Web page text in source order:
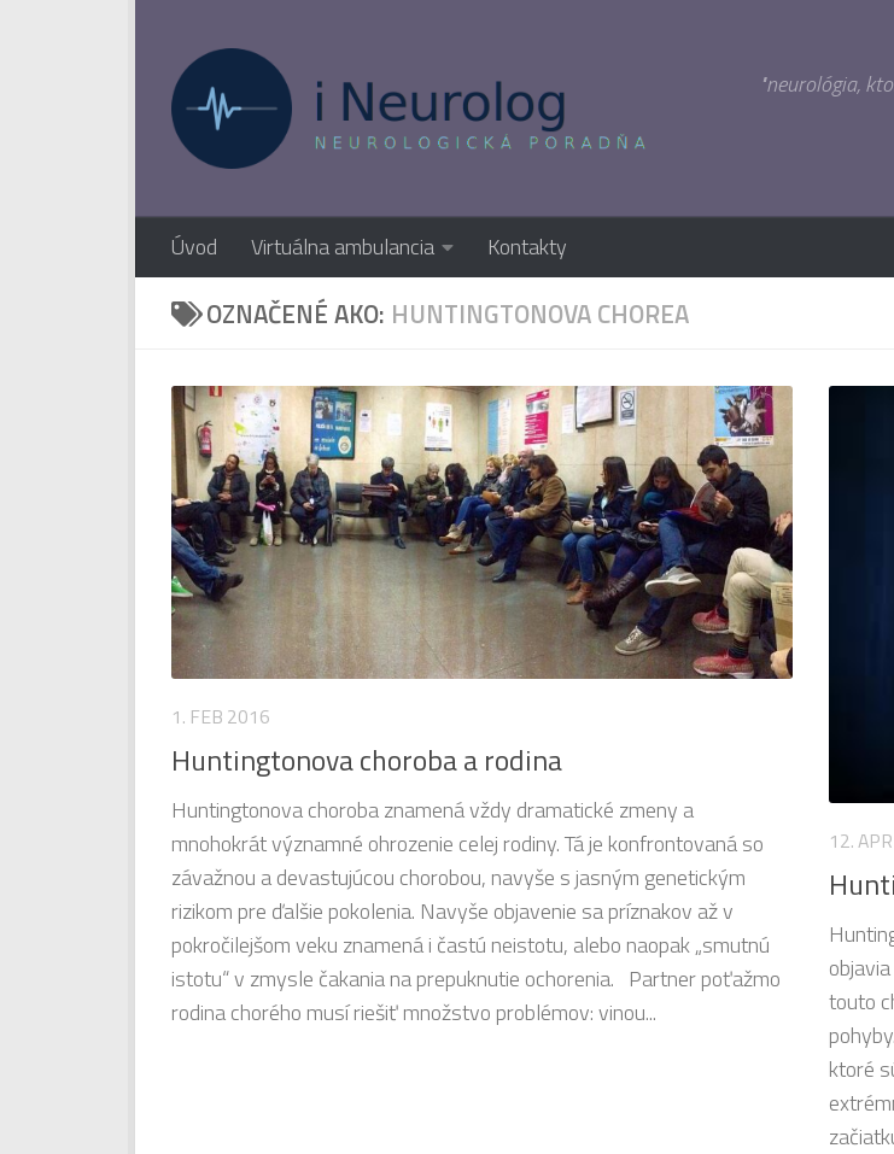
"neurológia,
Úvod Virtuálna ambulancia Kontakty
OZNAČENÉ AKO: HUNTINGTONOVA CHOREA
1. FEB 2016
Huntingtonova choroba a rodina
Huntingtonova choroba znamená vždy dramatické zmeny a
mnohokrát významné ohrozenie celej rodiny. Tá je konfrontovaná so
závažnou a devastujúcou chorobou, navyše s jasným genetickým
rizikom pre ďalšie pokolenia. Navyše objavenie sa príznakov až v
pokročilejšom veku znamená i častú neistotu, alebo naopak „smutnú
istotu“ v zmysle čakania na prepuknutie ochorenia. Partner poťažmo
rodina chorého musí riešiť množstvo problémov: vinou...
12.
touto
ktoré